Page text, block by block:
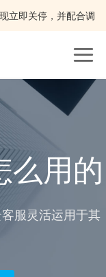
立即关停，并配合调
么用的
服灵活运用于其